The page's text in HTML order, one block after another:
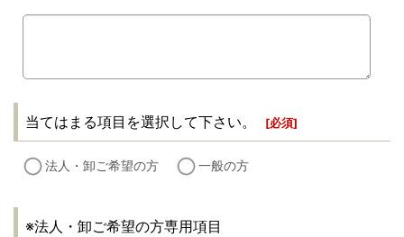
当てはまる項目を選択して下さい。 [必須]
法人・卸ご希望の方 一般の方
※法人・卸ご希望の方専用項目